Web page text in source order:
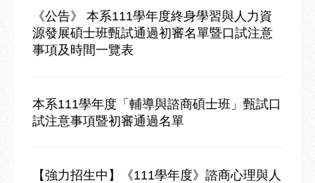
《公告》 本系111學年度終身學習與人力資
源發展碩士班甄試通過初審名單暨口試注意
事項及時間一覽表
本系111學年度「輔導與諮商碩士班」甄試口
試注意事項暨初審通過名單
【強力招生中】《111學年度》諮商心理與人